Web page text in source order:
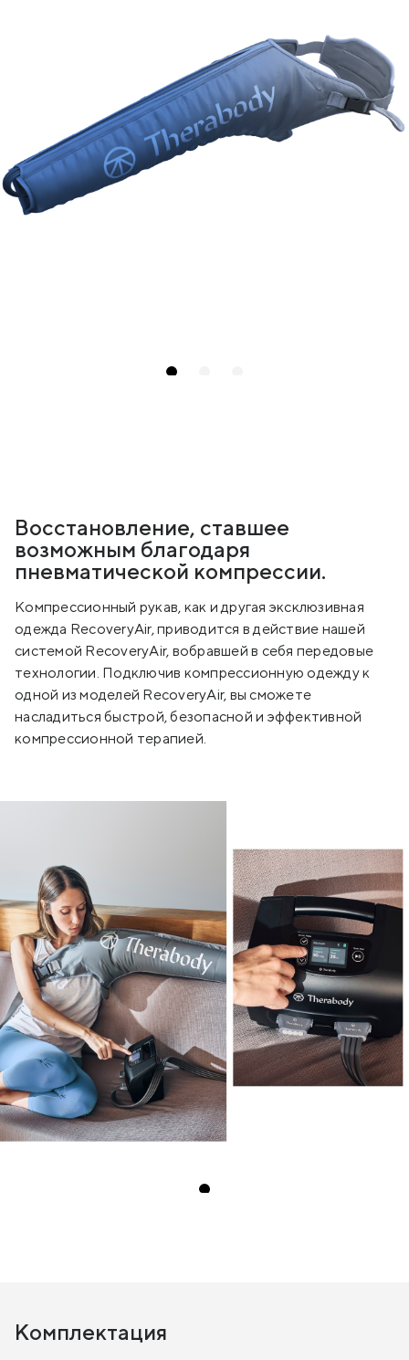
Восстановление, ставшее
возможным благодаря
пневматической компрессии.
Компрессионный рукав, как и другая эксклюзивная
одежда RecoveryAir, приводится в действие нашей
системой RecoveryAir, вобравшей в себя передовые
технологии. Подключив компрессионную одежду к
одной из моделей RecoveryAir, вы сможете
насладиться быстрой, безопасной и эффективной
компрессионной терапией.
Комплектация